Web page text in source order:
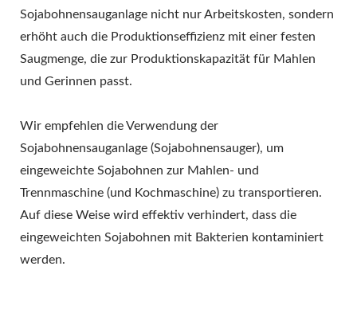
Sojabohnensauganlage nicht nur Arbeitskosten, sondern
erhöht auch die Produktionseffizienz mit einer festen
Saugmenge, die zur Produktionskapazität für Mahlen
und Gerinnen passt.
Wir empfehlen die Verwendung der
Sojabohnensauganlage (Sojabohnensauger), um
eingeweichte Sojabohnen zur Mahlen- und
Trennmaschine (und Kochmaschine) zu transportieren.
Auf diese Weise wird effektiv verhindert, dass die
eingeweichten Sojabohnen mit Bakterien kontaminiert
werden.